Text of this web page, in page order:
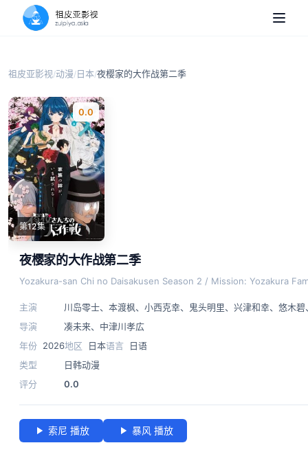
祖皮亚影视/动漫/日本/夜樱家的大作战第二季
0.0
第12集
夜樱家的大作战第二季
Yozakura-san Chi no Daisakusen Season 2 / Mission: Yozakura
主演 川岛零士、 本渡枫、 小西克幸、 鬼头明里、 兴津和幸、 悠木碧
导演
凑未来、 中津川孝広
年份 2026地区 日本语言
日语
类型
日韩动漫
评分
0.0
索尼 播放 暴风 播放